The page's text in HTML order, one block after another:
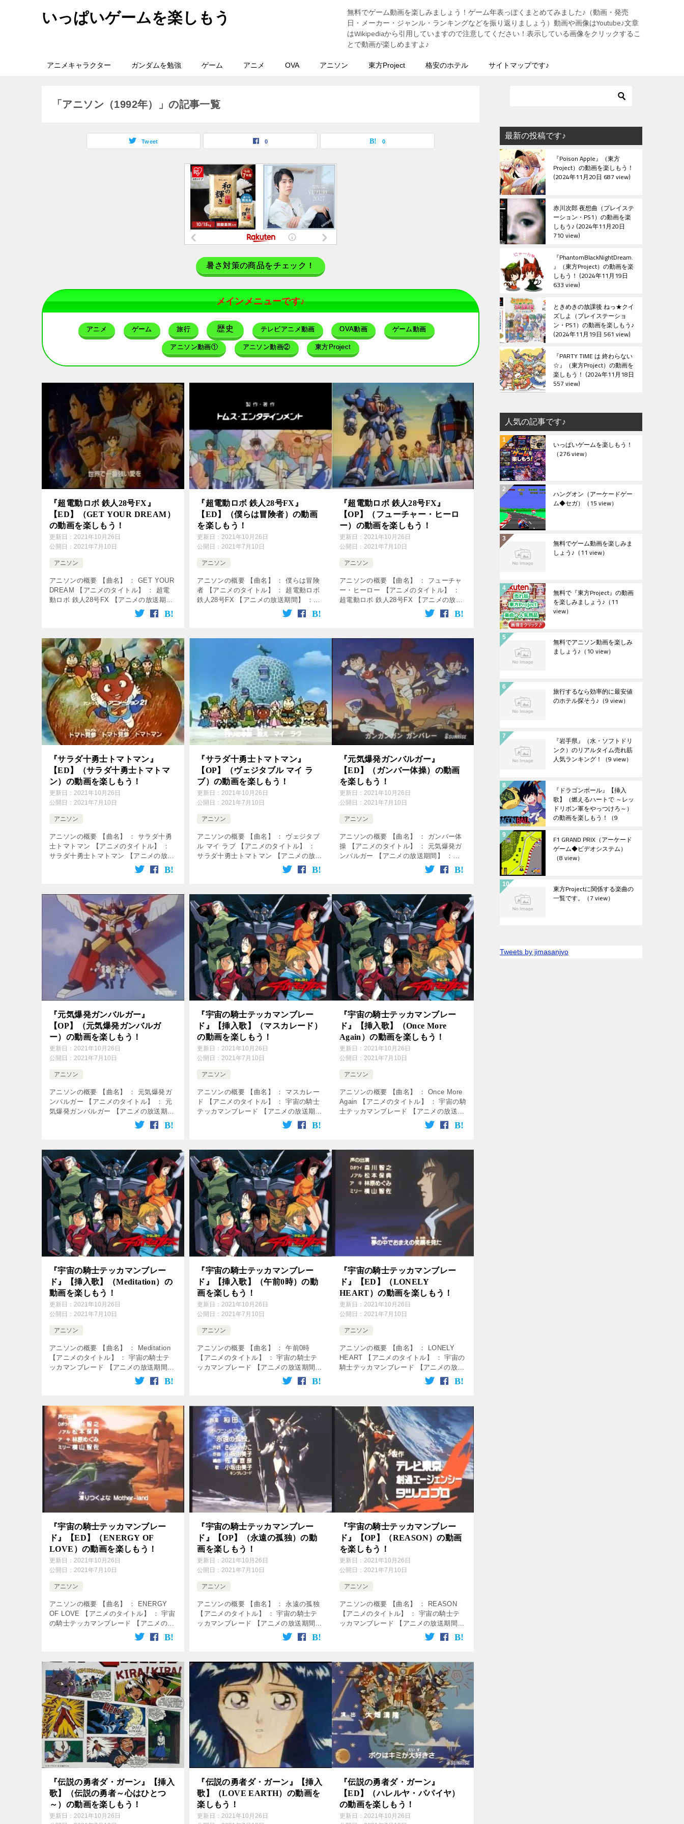
いっぱいゲームを楽しもう
無料でゲーム動画を楽しみましょう！ゲーム年表っぽくまとめてみました♪（動画・発売
日・メーカー・ジャンル・ランキングなどを振り返りましょう）動画や画像はYoutube♪文章
はWikipediaから引用していますので注意してください！表示している画像をクリックするこ
とで動画が楽しめますよ♪
アニメキャラクター ガンダムを勉強 ゲーム アニメ OVA アニソン 東方Project 格安のホテル サイトマップです♪
「アニソン（1992年）」の記事一覧
Tweet 0 0
暑さ対策の商品をチェック！
メインメニューです♪
アニメ ゲーム 旅行 歴史 テレビアニメ動画 OVA動画 ゲーム動画
アニソン動画① アニソン動画② 東方Project
『超電動ロボ 鉄人28号FX』
【ED】（GET YOUR DREAM）
の動画を楽しもう！
更新日： 2021年10月26日
公開日： 2021年7月10日
アニソン
アニソンの概要 【曲名】 ： GET YOUR
DREAM 【アニメのタイトル】 ： 超電
動ロボ 鉄人28号FX 【アニメの放送期
間】 ： 1992年4月5日～1993年3月30日
【使用】 ： エンディング曲 【歌】 […]
『超電動ロボ 鉄人28号FX』
【ED】（僕らは冒険者）の動画
を楽しもう！
更新日：2021年10月26日
公開日：2021年7月10日
アニソン
アニソンの概要 【曲名】 ： 僕らは冒険
者 【アニメのタイトル】 ： 超電動ロボ
鉄人28号FX 【アニメの放送期間】 ：
1992年4月5日～1993年3月30日 【使用】
： エンディング曲 【歌】 ： 金田正人
『超電動ロボ 鉄人28号FX』
【OP】（フューチャー・ヒーロ
ー）の動画を楽しもう！
更新日： 2021年10月26日
公開日： 2021年7月10日
アニソン
アニソンの概要 【曲名】 ： フューチャ
ー・ヒーロー 【アニメのタイトル】 ：
超電動ロボ 鉄人28号FX 【アニメの放送
期間】 ： 1992年4月5日～1993年3月30
日 【使用】 ： オープニング曲 【歌】
『サラダ十勇士トマトマン』
【ED】（サラダ十勇士トマトマ
ン）の動画を楽しもう！
更新日： 2021年10月26日
公開日： 2021年7月10日
アニソン
アニソンの概要 【曲名】 ： サラダ十勇
士トマトマン 【アニメのタイトル】 ：
サラダ十勇士トマトマン 【アニメの放送
期間】 ： 1992年4月3日～1993年3月27
日 【使用】 ： エンディング曲 【歌】
『サラダ十勇士トマトマン』
【OP】（ヴェジタブル マイ ラ
ブ）の動画を楽しもう！
更新日：2021年10月26日
公開日：2021年7月10日
アニソン
アニソンの概要 【曲名】 ： ヴェジタブ
ル マイ ラブ 【アニメのタイトル】 ：
サラダ十勇士トマトマン 【アニメの放送
期間】 ： 1992年4月3日～1993年3月27
日 【使用】 ： オープニング曲 【歌】
『元気爆発ガンバルガー』
【ED】（ガンバー体操）の動画
を楽しもう！
更新日： 2021年10月26日
公開日： 2021年7月10日
アニソン
アニソンの概要 【曲名】 ： ガンバー体
操 【アニメのタイトル】 ： 元気爆発ガ
ンバルガー 【アニメの放送期間】 ：
1992年4月1日～1993年2月24日 【使用】
： エンディング曲 【歌】 ： 元気爆発隊
『元気爆発ガンバルガー』
【OP】（元気爆発ガンバルガ
ー）の動画を楽しもう！
更新日： 2021年10月26日
公開日： 2021年7月10日
アニソン
アニソンの概要 【曲名】 ： 元気爆発ガ
ンバルガー 【アニメのタイトル】 ： 元
気爆発ガンバルガー 【アニメの放送期
間】 ： 1992年4月1日～1993年2月24日
【使用】 ： オープニング曲 【歌】 ：
『宇宙の騎士テッカマンブレー
ド』【挿入歌】（マスカレード）
の動画を楽しもう！
更新日：2021年10月26日
公開日：2021年7月10日
アニソン
アニソンの概要 【曲名】 ： マスカレー
ド 【アニメのタイトル】 ： 宇宙の騎士
テッカマンブレード 【アニメの放送期
間】 ： 1992年2月18日～1993年2月2日
【使用】 ： 挿入歌 【歌】 ： 小坂由美
『宇宙の騎士テッカマンブレー
ド』【挿入歌】（Once More
Again）の動画を楽しもう！
更新日： 2021年10月26日
公開日： 2021年7月10日
アニソン
アニソンの概要 【曲名】 ： Once More
Again 【アニメのタイトル】 ： 宇宙の騎
士テッカマンブレード 【アニメの放送期
間】 ： 1992年2月18日～1993年2月2日
【使用】 ： 挿入歌 【歌】 ： […]
『宇宙の騎士テッカマンブレー
ド』【挿入歌】（Meditation）の
動画を楽しもう！
更新日： 2021年10月26日
公開日： 2021年7月10日
アニソン
アニソンの概要 【曲名】 ： Meditation
【アニメのタイトル】 ： 宇宙の騎士テ
ッカマンブレード 【アニメの放送期間】
： 1992年2月18日～1993年2月2日 【使
用】 ： 挿入歌 【歌】 ： 小坂由美子
『宇宙の騎士テッカマンブレー
ド』【挿入歌】（午前0時）の動
画を楽しもう！
更新日：2021年10月26日
公開日：2021年7月10日
アニソン
アニソンの概要 【曲名】 ： 午前0時
【アニメのタイトル】 ： 宇宙の騎士テ
ッカマンブレード 【アニメの放送期間】
： 1992年2月18日～1993年2月2日 【使
用】 ： 挿入歌 【歌】 ： 小坂由美子
『宇宙の騎士テッカマンブレー
ド』【ED】（LONELY
HEART）の動画を楽しもう！
更新日： 2021年10月26日
公開日： 2021年7月10日
アニソン
アニソンの概要 【曲名】 ： LONELY
HEART 【アニメのタイトル】 ： 宇宙の
騎士テッカマンブレード 【アニメの放送
期間】 ： 1992年2月18日～1993年2月2
日 【使用】 ： エンディング曲 【歌】
『宇宙の騎士テッカマンブレー
ド』【ED】（ENERGY OF
LOVE）の動画を楽しもう！
更新日： 2021年10月26日
公開日： 2021年7月10日
アニソン
アニソンの概要 【曲名】 ： ENERGY
OF LOVE 【アニメのタイトル】 ： 宇宙
の騎士テッカマンブレード 【アニメの放
送期間】 ： 1992年2月18日～1993年2月
2日 【使用】 ： エンディング曲 【歌】
『宇宙の騎士テッカマンブレー
ド』【OP】（永遠の孤独）の動
画を楽しもう！
更新日： 2021年10月26日
公開日： 2021年7月10日
アニソン
アニソンの概要 【曲名】 ： 永遠の孤独
【アニメのタイトル】 ： 宇宙の騎士テ
ッカマンブレード 【アニメの放送期間】
： 1992年2月18日～1993年2月2日 【使
用】 ： オープニング曲 【歌】 ： 小坂
『宇宙の騎士テッカマンブレー
ド』【OP】（REASON）の動画
を楽しもう！
更新日： 2021年10月26日
公開日： 2021年7月10日
アニソン
アニソンの概要 【曲名】 ： REASON
【アニメのタイトル】 ： 宇宙の騎士テ
ッカマンブレード 【アニメの放送期間】
： 1992年2月18日～1993年2月2日 【使
用】 ： オープニング曲 【歌】 ： 小坂
『伝説の勇者ダ・ガーン』【挿入
歌】（伝説の勇者～心はひとつ
～）の動画を楽しもう！
更新日： 2021年10月26日
『伝説の勇者ダ・ガーン』【挿入
歌】（LOVE EARTH）の動画を
楽しもう！
更新日：2021年10月26日
『伝説の勇者ダ・ガーン』
【ED】（ハレルヤ・パパイヤ）
の動画を楽しもう！
更新日： 2021年10月26日
最新の投稿です♪
『Poison Apple』（東方
Project）の動画を楽しもう！
2024年11月20日 687 view
赤川次郎 夜想曲（プレイステ
ーション・PS1）の動画を楽
しもう♪ 2024年11月20日
710 view
『PhantomBlackNightDream.
』（東方Project）の動画を楽
しもう！ 2024年11月19日
633 view
ときめきの放課後 ねっ★クイ
ズしよ（プレイステーショ
ン・PS1）の動画を楽しもう♪
2024年11月19日 561 view
『PARTY TIME は 終わらない
☆』（東方Project）の動画を
楽しもう！ 2024年11月18日
557 view
人気の記事です♪
いっぱいゲームを楽しもう！
（276 view）
ハングオン（アーケードゲー
ム◆セガ） （15 view）
無料でゲーム動画を楽しみま
しょう♪ （11 view）
無料で『東方Project』の動画
を楽しみましょう♪ （11
view）
無料でアニソン動画を楽しみ
ましょう♪ （10 view）
旅行するなら効率的に最安値
のホテル探そう♪ （9 view）
『岩手県』（水・ソフトドリ
ンク）のリアルタイム売れ筋
人気ランキング！ （9 view）
『ドラゴンボール』【挿入
歌】（燃えるハートで ～レッ
ドリボン軍をやっつけろ～）
の動画を楽しもう！ （9
F1 GRAND PRIX（アーケード
ゲーム◆ビデオシステム）
（8 view）
東方Projectに関係する楽曲の
一覧です。 （7 view）
Tweets by jimasanjyo